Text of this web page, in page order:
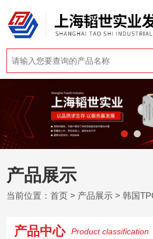
产品展示
当前位置：首页 > 产品展示 >韩国
产品中心 Product classification